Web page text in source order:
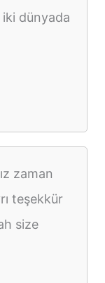
iki dünyada
zaman
teşekkür
size